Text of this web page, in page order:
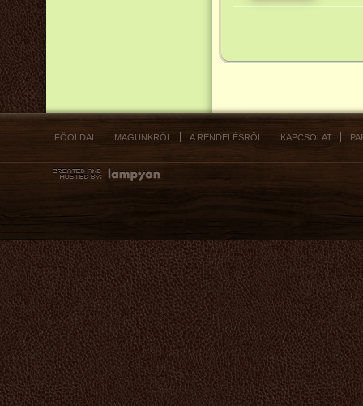
FŐOLDAL MAGUNKRÓL A RENDELÉSRŐL KAPCSOLAT